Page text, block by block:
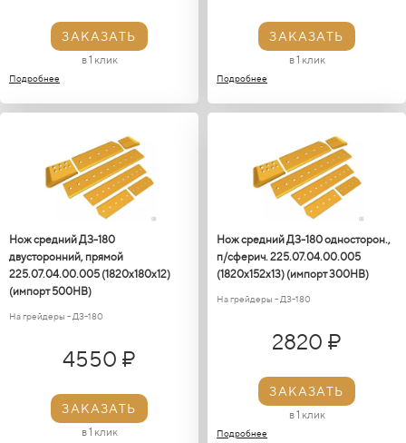
ЗАКАЗАТЬ
в 1 клик
Подробнее
ЗАКАЗАТЬ
в 1 клик
Подробнее
Нож средний ДЗ-180
двусторонний, прямой
225.07.04.00.005 (1820х180х12)
(импорт 500НВ)
На грейдеры - ДЗ-180
4550 ₽
ЗАКАЗАТЬ
в 1 клик
Нож средний ДЗ-180 односторон.,
п/сферич. 225.07.04.00.005
(1820x152x13) (импорт 300НВ)
На грейдеры - ДЗ-180
2820 ₽
ЗАКАЗАТЬ
в 1 клик
Подробнее